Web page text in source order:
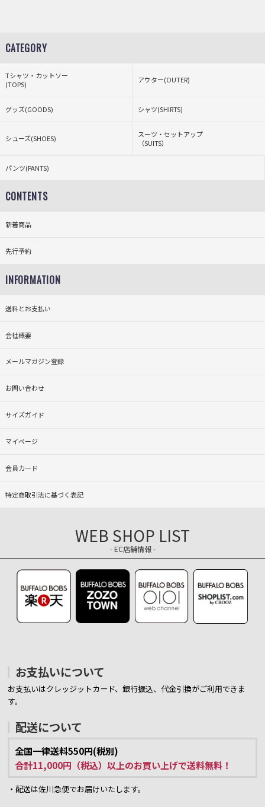
CATEGORY
Tシャツ・カットソー
(TOPS)
アウター(OUTER)
グッズ(GOODS) シャツ(SHIRTS)
シューズ(SHOES)
スーツ・セットアップ
（SUITS）
パンツ(PANTS)
CONTENTS
新着商品
先行予約
INFORMATION
送料とお支払い
会社概要
メールマガジン登録
お問い合わせ
サイズガイド
マイページ
会員カード
特定商取引法に基づく表記
WEB SHOP LIST
- EC店舗情報 -
お支払いについて
お支払いはクレッジットカード、銀行振込、代金引換がご利用できま
す。
配送について
全国一律送料550円(税別)
合計11,000円（税込）以上のお買い上げで送料無料！
・配送は佐川急便でお届けいたします。